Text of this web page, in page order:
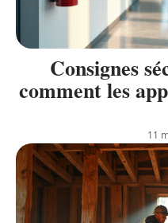
Consignes
comment les
11